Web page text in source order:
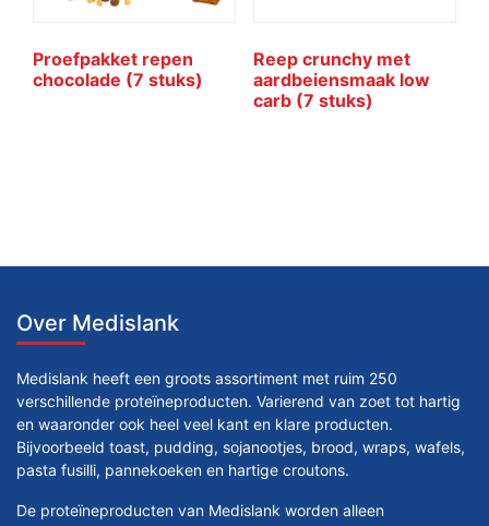
Proefpakket repen
chocolade (7 stuks)
Reep crunchy met
aardbeiensmaak low
carb (7 stuks)
Over Medislank
Medislank heeft een groots assortiment met ruim 250
verschillende proteïneproducten. Varierend van zoet tot hartig
en waaronder ook heel veel kant en klare producten.
Bijvoorbeeld toast, pudding, sojanootjes, brood, wraps, wafels,
pasta fusilli, pannekoeken en hartige croutons.
De proteïneproducten van Medislank worden alleen